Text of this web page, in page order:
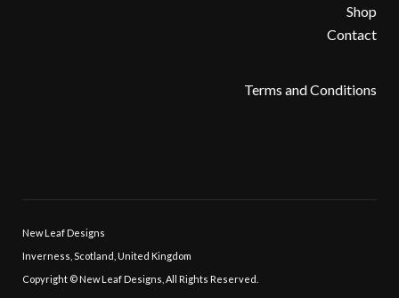
Shop
Contact
Terms and Conditions
New Leaf Designs
Inverness, Scotland, United Kingdom
Copyright © New Leaf Designs, All Rights Reserved.